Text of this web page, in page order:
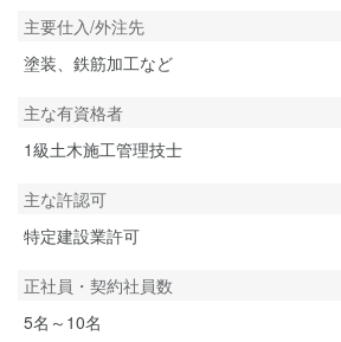
主要仕入/外注先
塗装、鉄筋加工など
主な有資格者
1級土木施工管理技士
主な許認可
特定建設業許可
正社員・契約社員数
5名～10名